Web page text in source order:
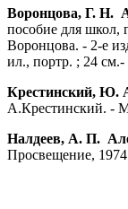
Воронцова, Г. Н.
пособие для школ,
Воронцова. - 2-е
ил., портр. ; 24
Крестинский, Ю.
А.Крестинский. -
Налдеев, А. П.
Просвещение,